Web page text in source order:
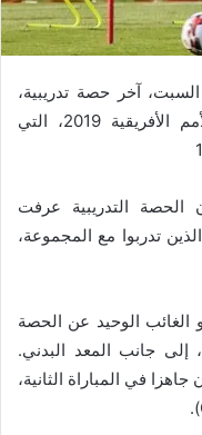
آخر حصة تدريبية،
قبل مباراته الأولى في توتال كأس الأمم الأفريقية 2019، التي
بعثة “جديد24″، فإن الحصة التدريبية عرفت
تدربوا مع المجموعة،
الوحيد عن الحصة
إلى جانب المعد البدني.
في المباراة الثانية،